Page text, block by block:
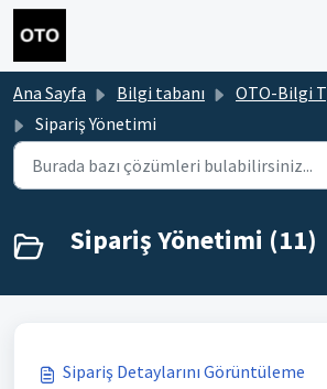
Ana içeriğe geç
Ana Sayfa Bilgi tabanı
OTO-Bilgi Tabanı
Sipariş Yönetimi
Sipariş Yönetimi (11)
Sipariş Detaylarını Görüntüleme